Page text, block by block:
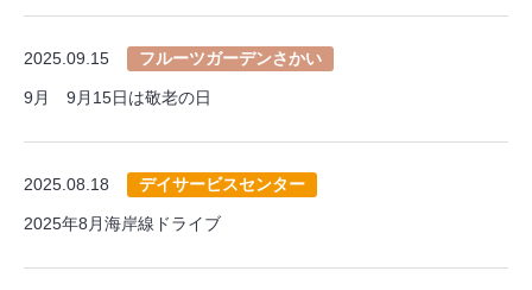
2025.09.15 フルーツガーデンさかい
9月 9月15日は敬老の日
2025.08.18 デイサービスセンター
2025年8月海岸線ドライブ